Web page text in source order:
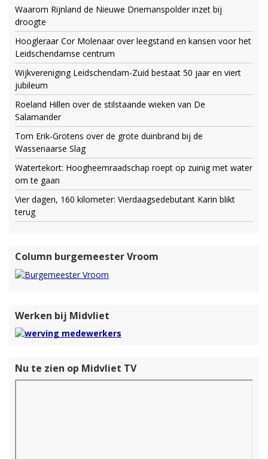
Waarom Rijnland de Nieuwe Driemanspolder inzet bij
droogte
Hoogleraar Cor Molenaar over leegstand en kansen voor het
Leidschendamse centrum
Wijkvereniging Leidschendam-Zuid bestaat 50 jaar en viert
jubileum
Roeland Hillen over de stilstaande wieken van De
Salamander
Tom Erik-Grotens over de grote duinbrand bij de
Wassenaarse Slag
Watertekort: Hoogheemraadschap roept op zuinig met water
om te gaan
Vier dagen, 160 kilometer: Vierdaagsedebutant Karin blikt
terug
Column burgemeester Vroom
Werken bij Midvliet
Nu te zien op Midvliet TV